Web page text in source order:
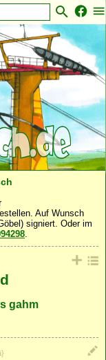
A C
D
Gemeinschaft·
Auf Wunsch
signiert. Oder im
.
gahm